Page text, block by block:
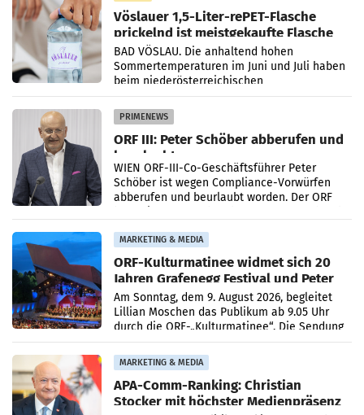
Vöslauer 1,5-Liter-rePET-Flasche
prickelnd ist meistgekaufte Flasche
Österreichs
BAD VÖSLAU. Die anhaltend hohen
Sommertemperaturen im Juni und Juli haben
beim niederösterreichischen
Getränkehersteller Vöslauer zu deutlichen
Absatzzuwächsen geführt. Während
PRIMENEWS
ORF III: Peter Schöber abberufen und
beurlaubt
WIEN ORF-III-Co-Geschäftsführer Peter
Schöber ist wegen Compliance-Vorwürfen
abberufen und beurlaubt worden. Der ORF
MARKETING & MEDIA
ORF-Kulturmatinee widmet sich 20
Jahren Grafenegg Festival und Peter
Simonischek
Am Sonntag, dem 9. August 2026, begleitet
Lillian Moschen das Publikum ab 9.05 Uhr
durch die ORF-„Kulturmatinee“. Die Sendung
startet mit der Dokumentation „20 Jahre
Grafenegg
MARKETING & MEDIA
APA-Comm-Ranking: Christian
Stocker mit höchster Medienpräsenz